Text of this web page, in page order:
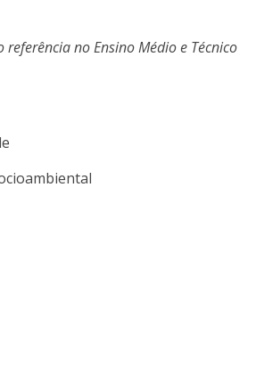
referência no Ensino Médio e Técnico